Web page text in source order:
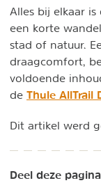
Alles bij elkaar
een korte
stad of natuur.
draagcomfort,
voldoende
de Thule AllTrail
Dit artikel werd
Deel deze